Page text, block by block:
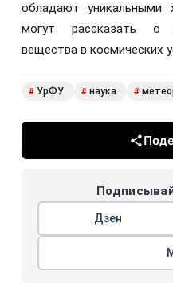
обладают уникальными
могут рассказать о
вещества в космических
# УрФУ # наука #
Дзен